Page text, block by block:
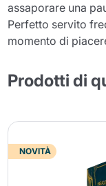
assaporare una
Perfetto servito
momento di
Prodotti di
NOVITÀ